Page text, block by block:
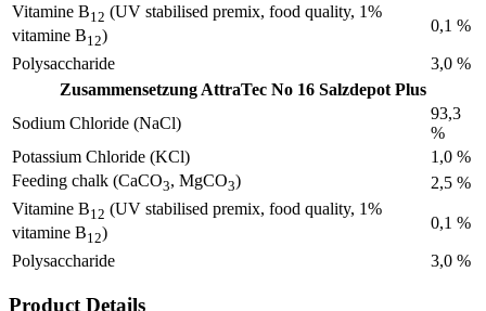
Vitamine B12 (UV stabilised premix, food quality, 1%
vitamine B12)
0,1 %
Polysaccharide
3,0 %
Zusammensetzung AttraTec No 16 Salzdepot Plus
Sodium Chloride (NaCl)
93,3
%
Potassium Chloride (KCl)
1,0 %
Feeding chalk (CaCO3, MgCO3)
2,5 %
Vitamine B12 (UV stabilised premix, food quality, 1%
vitamine B12)
0,1 %
Polysaccharide 3,0 %
Product Details